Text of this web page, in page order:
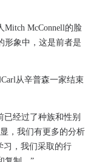
McConnell的脸
形象中，这是前者是
从辛普森一家结束
已经过了种族和性别
，我们有更多的分析
习，我们采取的行